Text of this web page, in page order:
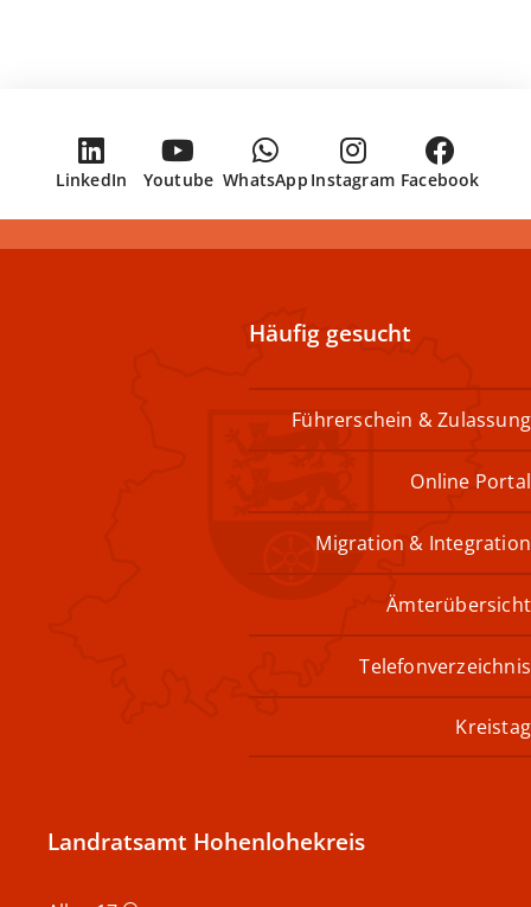
Facebook
Instagram
WhatsApp
Youtube
LinkedIn
Häufig gesucht
Führerschein & Zulassung
Online Portal
Migration & Integration
Ämterübersicht
Telefonverzeichnis
Kreistag
Landratsamt Hohenlohekreis